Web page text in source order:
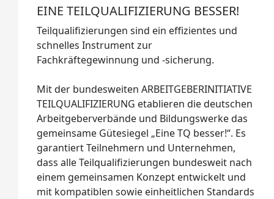
EINE TEILQUALIFIZIERUNG BESSER!
Teilqualifizierungen sind ein effizientes und
schnelles Instrument zur
Fachkräftegewinnung und -sicherung.
Mit der bundesweiten ARBEITGEBERINITIATIVE
TEILQUALIFIZIERUNG etablieren die deutschen
Arbeitgeberverbände und Bildungswerke das
gemeinsame Gütesiegel „Eine TQ besser!“. Es
garantiert Teilnehmern und Unternehmen,
dass alle Teilqualifizierungen bundesweit nach
einem gemeinsamen Konzept entwickelt und
mit kompatiblen sowie einheitlichen Standards